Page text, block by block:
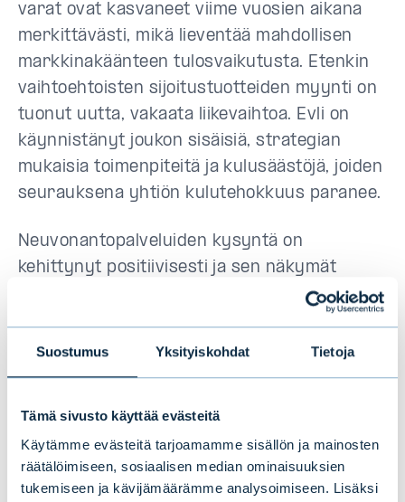
Suostumus Yksityiskohdat Tietoja
Tämä sivusto käyttää evästeitä
Käytämme evästeitä tarjoamamme sisällön ja mainosten
räätälöimiseen, sosiaalisen median ominaisuuksien
tukemiseen ja kävijämäärämme analysoimiseen. Lisäksi
varat ovat kasvaneet viime vuosien aikana
merkittävästi, mikä lieventää mahdollisen
markkinakäänteen tulosvaikutusta. Etenkin
vaihtoehtoisten sijoitustuotteiden myynti on
tuonut uutta, vakaata liikevaihtoa. Evli on
käynnistänyt joukon sisäisiä, strategian
mukaisia toimenpiteitä ja kulusäästöjä, joiden
seurauksena yhtiön kulutehokkuus paranee.
Neuvonantopalveluiden kysyntä on
kehittynyt positiivisesti ja sen näkymät
vuodelle 2019 ovat vakaat. Oman taseen
Evlin liiketoiminnasta supistui vuoden 2018
aikana. Tästä huolimatta sillä voi olla
Neuvonantotoiminnan ja oman
sijoitustoiminnan tuottojen kausittaiset ja
vuotuiset vaihtelut ovat mahdollisia.